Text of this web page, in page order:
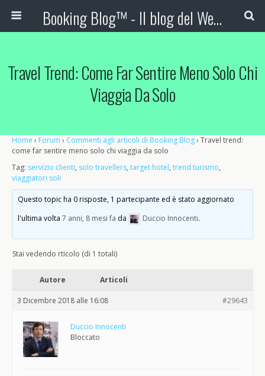
Booking Blog™ - Il blog del Web Marketing Turistico
Travel Trend: Come Far Sentire Meno Solo Chi
Viaggia Da Solo
Home › Forum › Commenti agli articoli di Booking Blog› Travel trend:
come far sentire meno solo chi viaggia da solo
Tag: servizio clienti, solo travellers, target hotel, trend turismo,
viaggiatori soli
Questo topic ha 0 risposte, 1 partecipante ed è stato aggiornato
l'ultima volta7 anni, 8 mesi fa da Duccio Innocenti.
Stai vedendo rticolo (di 1 totali)
Autore Articoli
3 Dicembre 2018 alle 16:08 #29643
Duccio Innocenti
Bloccato